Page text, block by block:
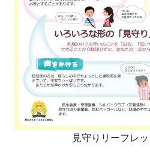
見守りリーフレッ